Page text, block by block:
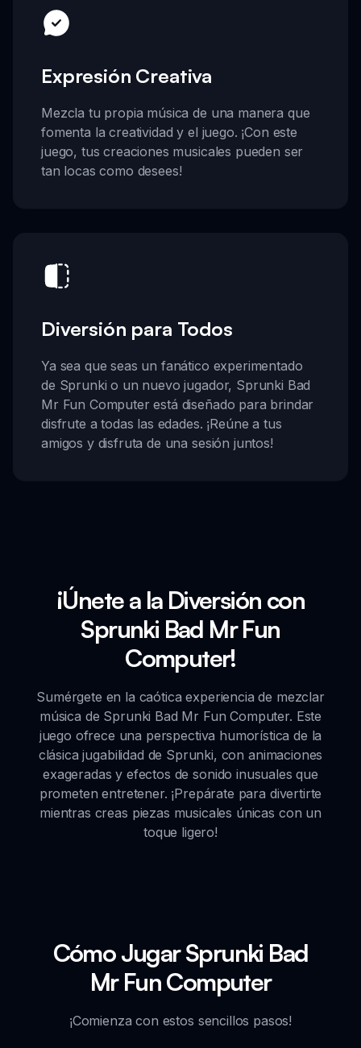
Expresión Creativa
Mezcla tu propia música de una manera que
fomenta la creatividad y el juego. ¡Con este
juego, tus creaciones musicales pueden ser
tan locas como desees!
Diversión para Todos
Ya sea que seas un fanático experimentado
de Sprunki o un nuevo jugador, Sprunki Bad
Mr Fun Computer está diseñado para brindar
disfrute a todas las edades. ¡Reúne a tus
amigos y disfruta de una sesión juntos!
¡Únete a la Diversión con
Sprunki Bad Mr Fun
Computer!
Sumérgete en la caótica experiencia de mezclar
música de Sprunki Bad Mr Fun Computer. Este
juego ofrece una perspectiva humorística de la
clásica jugabilidad de Sprunki, con animaciones
exageradas y efectos de sonido inusuales que
prometen entretener. ¡Prepárate para divertirte
mientras creas piezas musicales únicas con un
toque ligero!
Cómo Jugar Sprunki Bad
Mr Fun Computer
¡Comienza con estos sencillos pasos!